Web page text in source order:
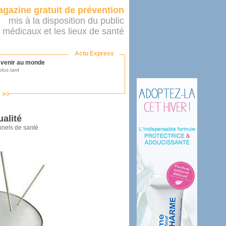
gratuit de prévention
mis à la disposition du public
et les lieux de santé
Actu Express
>>
au monde
tard
par le ministère...
son médecin
de santé